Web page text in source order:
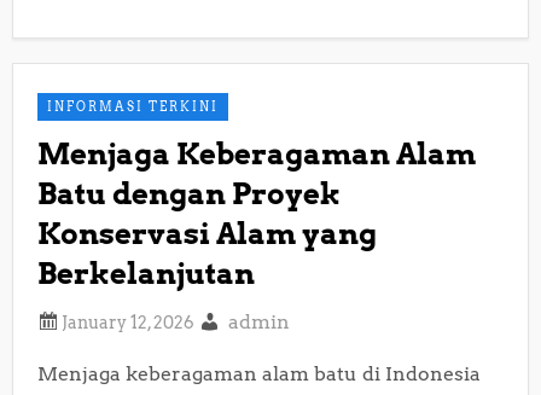
INFORMASI TERKINI
Menjaga Keberagaman Alam
Batu dengan Proyek
Konservasi Alam yang
Berkelanjutan
admin
Menjaga keberagaman alam batu di Indonesia